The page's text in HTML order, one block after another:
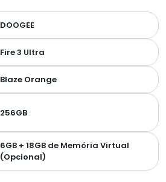
DOOGEE
Fire 3 Ultra
Blaze Orange
256GB
6GB + 18GB de Memória Virtual
(Opcional)